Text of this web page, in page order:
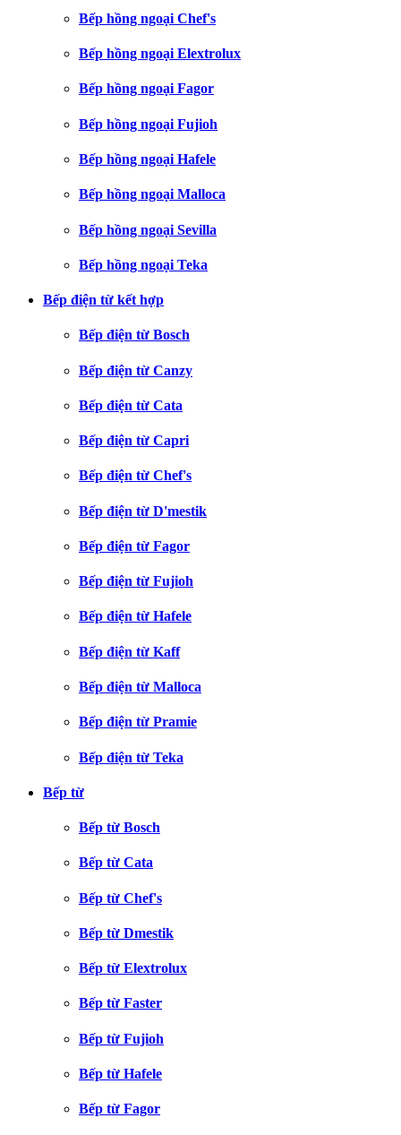
Bếp hồng ngoại Chef's
Bếp hồng ngoại Elextrolux
Bếp hồng ngoại Fagor
Bếp hồng ngoại Fujioh
Bếp hồng ngoại Hafele
Bếp hồng ngoại Malloca
Bếp hồng ngoại Sevilla
Bếp hồng ngoại Teka
Bếp điện từ kết hợp
Bếp điện từ Bosch
Bếp điện từ Canzy
Bếp điện từ Cata
Bếp điện từ Capri
Bếp điện từ Chef's
Bếp điện từ D'mestik
Bếp điện từ Fagor
Bếp điện từ Fujioh
Bếp điện từ Hafele
Bếp điện từ Kaff
Bếp điện từ Malloca
Bếp điện từ Pramie
Bếp điện từ Teka
Bếp từ
Bếp từ Bosch
Bếp từ Cata
Bếp từ Chef's
Bếp từ Dmestik
Bếp từ Elextrolux
Bếp từ Faster
Bếp từ Fujioh
Bếp từ Hafele
Bếp từ Fagor